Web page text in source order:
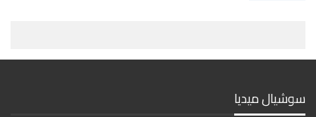
سوشيال ميديا